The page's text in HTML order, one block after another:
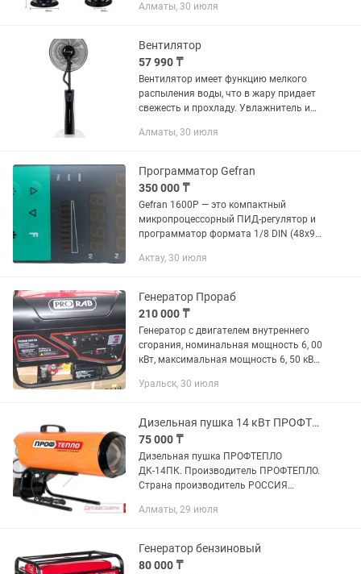
вместе и так и отдельно. Регулируемый
Алматы, 30 июля
Вентилятор
57 990 ₸
Вентилятор имеет функцию мелкого
распыления воды, что в жару придает
свежесть и прохладу. Увлажнитель и
вместе и так и отдельно. Регулируемый
Алматы, 30 июля
Программатор Gefran
350 000 ₸
Gefran 1600P — это компактный
микропроцессорный ПИД-регулятор и
программатор формата 1/8 DIN (48x96
изменения уставки (рампы/выдержки),
Актау, 30 июля
Генератор Прораб
210 000 ₸
Генератор с двигателем внутреннего
сгорания, номинальная мощность 6, 00
кВт, максимальная мощность 6, 50 кВт,
четырехтактный двигатель, OHV,
Уральск, 30 июля
Дизельная пушка 14 кВт ПРОФТЕПЛО РОССИЯ, калорифер, обогреватель
75 000 ₸
Дизельная пушка ПРОФТЕПЛО
ДК-14ПК. Производитель ПРОФТЕПЛО.
Страна производитель РОССИЯ
300 м³/час. Топливный бак:
Объем...
Алматы, 29 июля
Генератор бензиновый
80 000 ₸